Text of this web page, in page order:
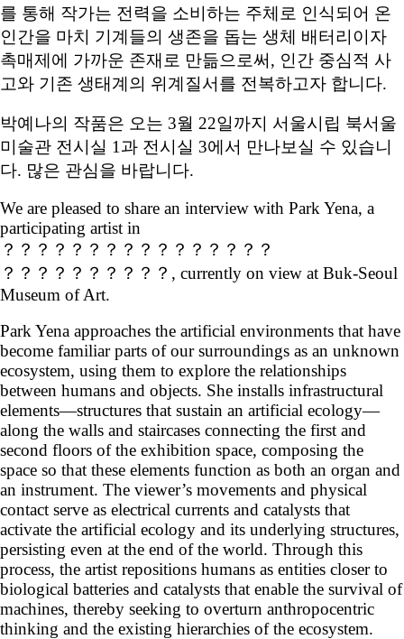
를 통해 작가는 전력을 소비하는 주체로 인식되어 온
인간을 마치 기계들의 생존을 돕는 생체 배터리이자
촉매제에 가까운 존재로 만듦으로써, 인간 중심적 사
고와 기존 생태계의 위계질서를 전복하고자 합니다.
박예나의 작품은 오는 3월 22일까지 서울시립 북서울
미술관 전시실 1과 전시실 3에서 만나보실 수 있습니
다. 많은 관심을 바랍니다.
We are pleased to share an interview with Park Yena, a
participating artist in
？？？？？？？？？？？？？？？？
？？？？？？？？？？, currently on view at Buk-Seoul
Museum of Art.
Park Yena approaches the artificial environments that have
become familiar parts of our surroundings as an unknown
ecosystem, using them to explore the relationships
between humans and objects. She installs infrastructural
elements—structures that sustain an artificial ecology—
along the walls and staircases connecting the first and
second floors of the exhibition space, composing the
space so that these elements function as both an organ and
an instrument. The viewer’s movements and physical
contact serve as electrical currents and catalysts that
activate the artificial ecology and its underlying structures,
persisting even at the end of the world. Through this
process, the artist repositions humans as entities closer to
biological batteries and catalysts that enable the survival of
machines, thereby seeking to overturn anthropocentric
thinking and the existing hierarchies of the ecosystem.